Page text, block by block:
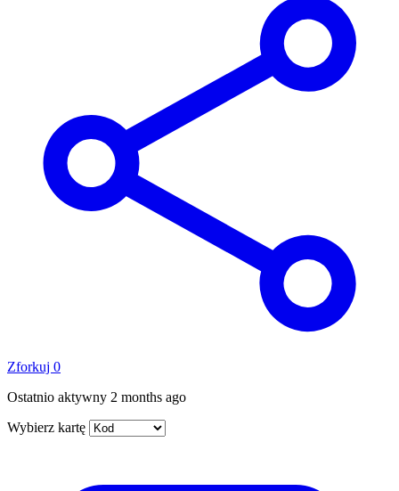
Zforkuj 0
Ostatnio aktywny 2 months ago
Wybierz kartę